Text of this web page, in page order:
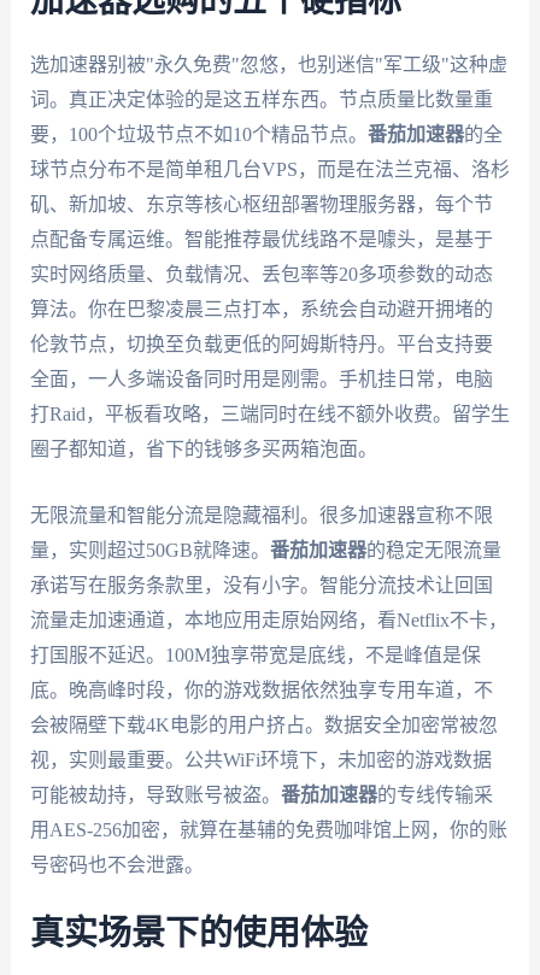
选加速器别被"永久免费"忽悠，也别迷信"军工级"这种虚
词。真正决定体验的是这五样东西。节点质量比数量重
要，100个垃圾节点不如10个精品节点。 番茄加速器的全
球节点分布不是简单租几台VPS，而是在法兰克福、洛杉
矶、新加坡、东京等核心枢纽部署物理服务器，每个节
点配备专属运维。智能推荐最优线路不是噱头，是基于
实时网络质量、负载情况、丢包率等20多项参数的动态
算法。你在巴黎凌晨三点打本，系统会自动避开拥堵的
伦敦节点，切换至负载更低的阿姆斯特丹。平台支持要
全面，一人多端设备同时用是刚需。手机挂日常，电脑
打Raid，平板看攻略，三端同时在线不额外收费。留学生
圈子都知道，省下的钱够多买两箱泡面。
无限流量和智能分流是隐藏福利。很多加速器宣称不限
量，实则超过50GB就降速。 番茄加速器的稳定无限流量
承诺写在服务条款里，没有小字。智能分流技术让回国
流量走加速通道，本地应用走原始网络，看Netflix不卡，
打国服不延迟。100M独享带宽是底线，不是峰值是保
底。晚高峰时段，你的游戏数据依然独享专用车道，不
会被隔壁下载4K电影的用户挤占。数据安全加密常被忽
视，实则最重要。公共WiFi环境下，未加密的游戏数据
可能被劫持，导致账号被盗。 番茄加速器的专线传输采
用AES-256加密，就算在基辅的免费咖啡馆上网，你的账
号密码也不会泄露。
真实场景下的使用体验